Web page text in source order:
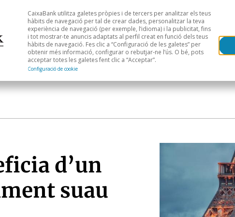
Anàlisi sectorial Àrees geogràfiques
CaixaBank utilitza galetes pròpies i de tercers per analitzar els teus
hàbits de navegació per tal de crear dades, personalitzar la teva
experiència de navegació (per exemple, l’idioma) i la publicitat, fins
i tot mostrar-te anuncis adaptats al perfil creat en funció dels teus
hàbits de navegació. Fes clic a “Configuració de les galetes” per
obtenir més informació, configurar o rebutjar-ne l’ús. O bé, pots
acceptar totes les galetes fent clic a “Acceptar”.
Configuració de cookie
d’un
suau